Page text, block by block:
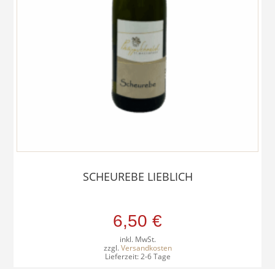
SCHEUREBE LIEBLICH
6,50 €
inkl. MwSt.
zzgl.Versandkosten
Lieferzeit:2-6 Tage